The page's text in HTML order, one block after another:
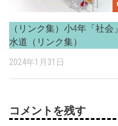
（リンク集）小4年「社会」
水道（リンク集）
2024年1月31日
コメントを残す